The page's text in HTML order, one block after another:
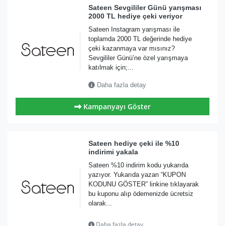
Sateen Sevgililer Günü yarışması
2000 TL hediye çeki veriyor
Sateen Instagram yarışması ile
toplamda 2000 TL değerinde hediye
çeki kazanmaya var mısınız?
Sevgililer Günü’ne özel yarışmaya
katılmak için;...
Daha fazla detay
Kampanyayı Göster
Sateen hediye çeki ile %10
indirimi yakala
Sateen %10 indirim kodu yukarıda
yazıyor. Yukarıda yazan “KUPON
KODUNU GÖSTER” linkine tıklayarak
bu kuponu alıp ödemenizde ücretsiz
olarak...
Daha fazla detay